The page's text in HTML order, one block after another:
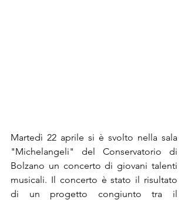
Martedì 22 aprile si è svolto nella sala
"Michelangeli" del Conservatorio di
Bolzano un concerto di giovani talenti
musicali. Il concerto è stato il risultato
di un progetto congiunto tra il